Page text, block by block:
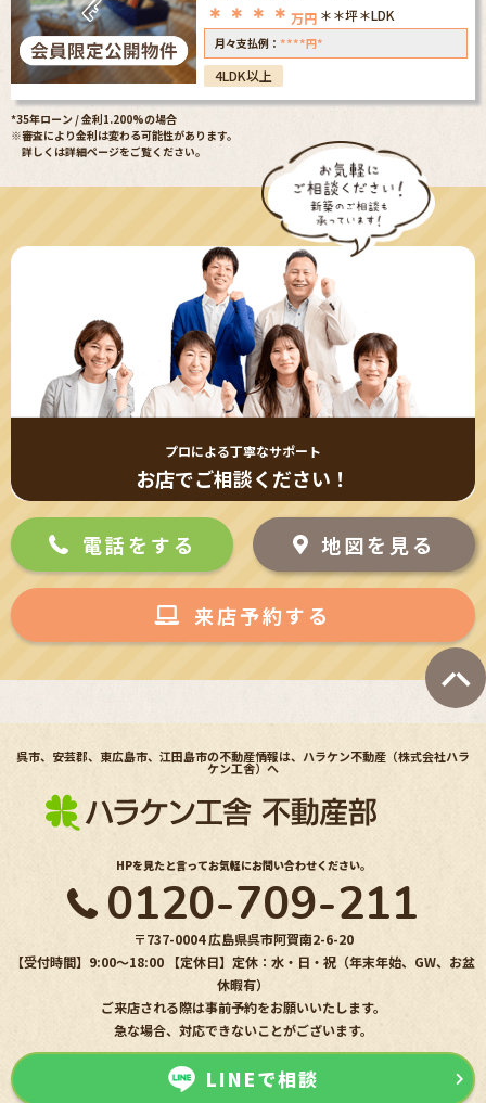
＊＊＊＊ 万円 ＊＊坪＊LDK
月々支払例： ****円*
4LDK以上
*35年ローン / 金利1.200%の場合
※審査により金利は変わる可能性があります。
詳しくは詳細ページをご覧ください。
プロによる丁寧なサポート
お店でご相談ください！
地図を見る
電話をする
来店予約する
呉市、安芸郡、東広島市、江田島市の不動産情報は、ハラケン不動産（株式会社ハラ
ケン工舎）へ
HPを見たと言ってお気軽にお問い合わせください。
0120-709-211
〒737-0004 広島県呉市阿賀南2-6-20
【受付時間】9:00〜18:00 【定休日】定休：水・日・祝（年末年始、GW、お盆
休暇有）
ご来店される際は事前予約をお願いいたします。
急な場合、対応できないことがございます。
LINEで相談